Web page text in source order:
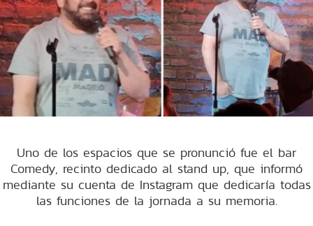
Uno de los espacios que se pronunció fue el bar
Comedy, recinto dedicado al stand up, que informó
mediante su cuenta de Instagram que dedicaría todas
las funciones de la jornada a su memoria.